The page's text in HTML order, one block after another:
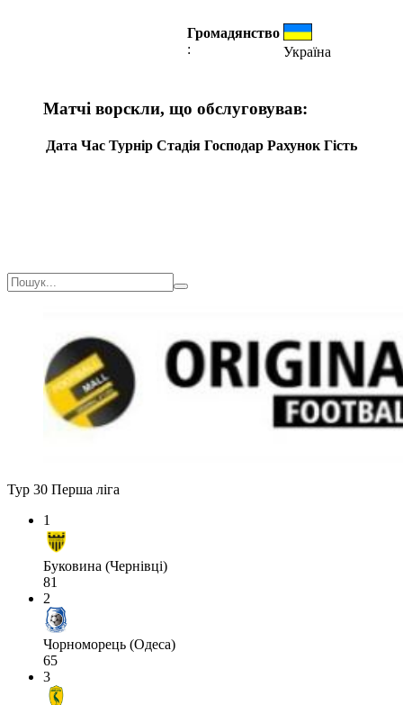
Громадянство
:
Україна
Матчі ворскли, що обслуговував:
Дата Час Турнір Стадія Господар Рахунок Гість
Тур 30 Перша ліга
1
Буковина (Чернівці)
81
2
Чорноморець (Одеса)
65
3